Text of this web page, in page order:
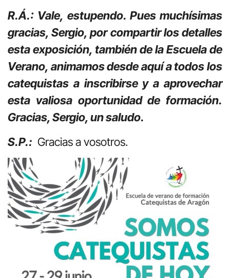
R.Á.: Vale, estupendo. Pues muchísimas
gracias, Sergio, por compartir los detalles
esta exposición, también de la Escuela de
Verano, animamos desde aquí a todos los
catequistas a inscribirse y a aprovechar
esta valiosa oportunidad de formación.
Gracias, Sergio, un saludo.
S.P.: Gracias a vosotros.